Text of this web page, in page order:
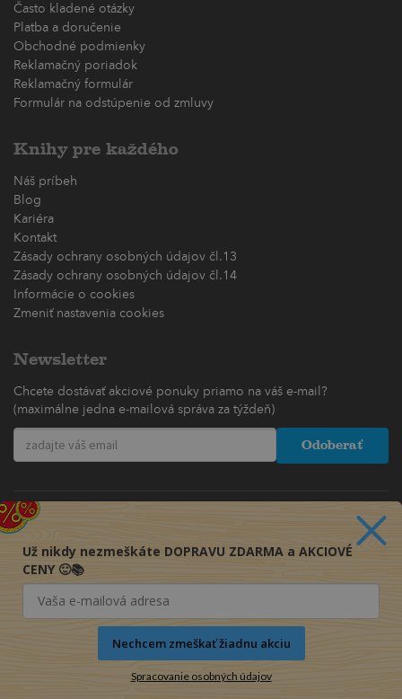
Často kladené otázky
Platba a doručenie
Obchodné podmienky
Reklamačný poriadok
Reklamačný formulár
Formulár na odstúpenie od zmluvy
Knihy pre každého
Náš príbeh
Blog
Kariéra
Kontakt
Zásady ochrany osobných údajov čl.13
Zásady ochrany osobných údajov čl.14
Informácie o cookies
Zmeniť nastavenia cookies
Newsletter
Chcete dostávať akciové ponuky priamo na váš e-mail?
(maximálne jedna e-mailová správa za týždeň)
Odoberať
Už nikdy nezmeškáte DOPRAVU ZDARMA a AKCIOVÉ
CENY 🙂📚
Nechcem zmeškať žiadnu akciu
Spracovanie osobných údajov